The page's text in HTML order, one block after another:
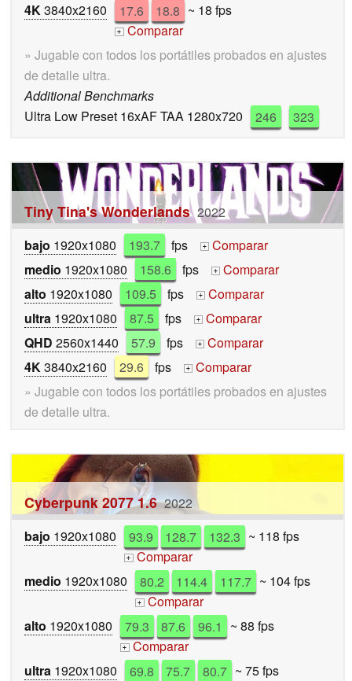
4K3840x2160 17.6 18.8 ~ 18 fps
+ Comparar
» Jugable con todos los portátiles probados en ajustes
de detalle ultra.
Additional Benchmarks
Ultra Low Preset 16xAF TAA 1280x720
246 323
Tiny Tina's Wonderlands 2022
bajo 1920x1080 193.7 fps +
Comparar
medio 1920x1080 158.6 fps +
Comparar
alto 1920x1080 109.5 fps +
Comparar
ultra 1920x1080 87.5 fps +
Comparar
QHD 2560x1440 57.9 fps +
Comparar
4K3840x2160 29.6 fps +
Comparar
» Jugable con todos los portátiles probados en ajustes
de detalle ultra.
Cyberpunk 2077 1.6 2022
bajo 1920x1080 93.9 128.7 132.3 ~ 118 fps
+ Comparar
medio 1920x1080 80.2 114.4 117.7 ~ 104 fps
+ Comparar
alto 1920x1080 79.3 87.6 96.1 ~ 88 fps
+ Comparar
ultra 1920x1080 69.8 75.7 80.7 ~ 75 fps